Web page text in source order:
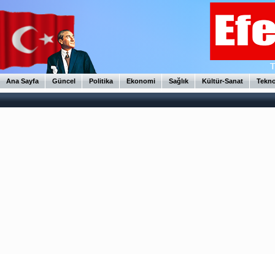
Ana Sayfa Güncel Politika Ekonomi Sağlık Kültür-Sanat